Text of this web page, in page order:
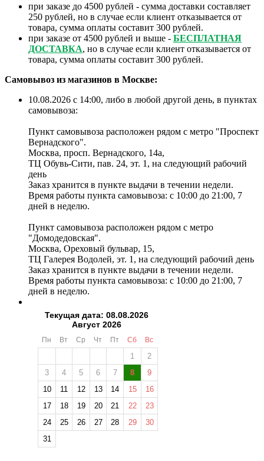
при заказе до 4500 рублей - сумма доставки составляет
250 рублей, но в случае если клиент отказывается от
товара, сумма оплаты составит 300 рублей.
при заказе от 4500 рублей и выше - БЕСПЛАТНАЯ
ДОСТАВКА, но в случае если клиент отказывается от
товара, сумма оплаты составит 300 рублей.
Самовывоз из магазинов в Москве:
10.08.2026 с 14:00, либо в любой другой день, в пунктах
самовывоза:
Пункт самовывоза расположен рядом с метро "Проспект
Вернадского".
Москва, просп. Вернадского, 14а,
ТЦ Обувь-Сити, пав. 24, эт. 1, на следующий рабочий
день
Заказ хранится в пункте выдачи в течении недели.
Время работы пункта самовывоза: с 10:00 до 21:00, 7
дней в неделю.
Пункт самовывоза расположен рядом с метро
"Домодедовская".
Москва, Ореховый бульвар, 15,
ТЦ Галерея Водолей, эт. 1, на следующий рабочий день
Заказ хранится в пункте выдачи в течении недели.
Время работы пункта самовывоза: с 10:00 до 21:00, 7
дней в неделю.
Текущая дата: 08.08.2026
Август 2026
Пн Вт Ср Чт Пт Сб Вс
1
2
3
4 5 6 7 8
9
10
11 12 13 14 15
16
17
18 19 20 21 22
23
24
25 26 27 28 29
30
31